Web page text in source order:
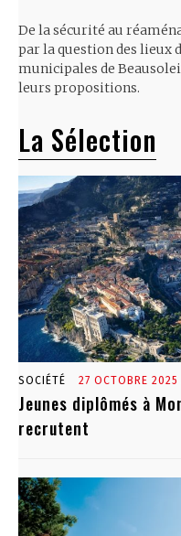
De la sécurité au
par la question des lieux
municipales de
leurs propositions.
La Sélection
SOCIÉTÉ 27 OCTOBRE 2025
Jeunes diplômés à
recrutent